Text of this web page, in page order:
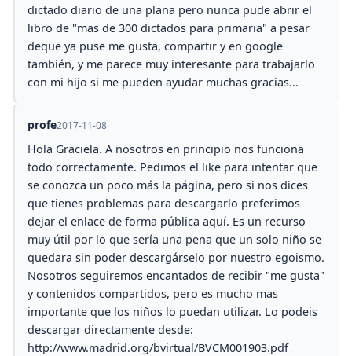
dictado diario de una plana pero nunca pude abrir el
libro de "mas de 300 dictados para primaria" a pesar
deque ya puse me gusta, compartir y en google
también, y me parece muy interesante para trabajarlo
con mi hijo si me pueden ayudar muchas gracias...
profe2017-11-08
Hola Graciela. A nosotros en principio nos funciona
todo correctamente. Pedimos el like para intentar que
se conozca un poco más la página, pero si nos dices
que tienes problemas para descargarlo preferimos
dejar el enlace de forma pública aquí. Es un recurso
muy útil por lo que sería una pena que un solo niño se
quedara sin poder descargárselo por nuestro egoismo.
Nosotros seguiremos encantados de recibir "me gusta"
y contenidos compartidos, pero es mucho mas
importante que los niños lo puedan utilizar. Lo podeis
descargar directamente desde:
http://www.madrid.org/bvirtual/BVCM001903.pdf